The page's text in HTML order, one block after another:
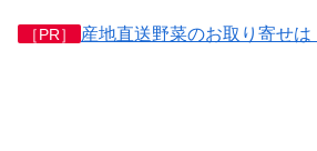
［PR］ 産地直送野菜のお取り寄せは